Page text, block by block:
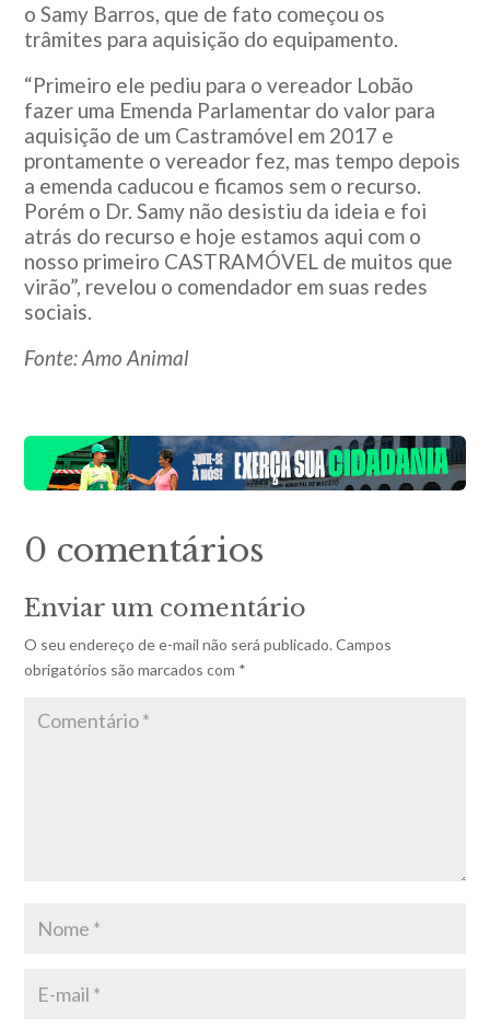
o Samy Barros, que de fato começou os
trâmites para aquisição do equipamento.
“Primeiro ele pediu para o vereador Lobão
fazer uma Emenda Parlamentar do valor para
aquisição de um Castramóvel em 2017 e
prontamente o vereador fez, mas tempo depois
a emenda caducou e ficamos sem o recurso.
Porém o Dr. Samy não desistiu da ideia e foi
atrás do recurso e hoje estamos aqui com o
nosso primeiro CASTRAMÓVEL de muitos que
virão”, revelou o comendador em suas redes
sociais.
Fonte: Amo Animal
0 comentários
Enviar um comentário
O seu endereço de e-mail não será publicado. Campos
obrigatórios são marcados com *